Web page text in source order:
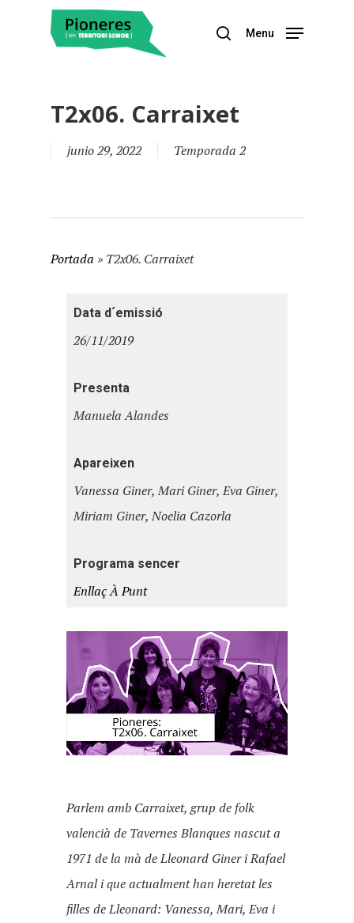
Menu
T2x06. Carraixet
junio 29, 2022 Temporada 2
Portada » T2x06. Carraixet
Data d´emissió
26/11/2019
Presenta
Manuela Alandes
Apareixen
Vanessa Giner, Mari Giner, Eva Giner,
Miriam Giner, Noelia Cazorla
Programa sencer
Enllaç À Punt
Parlem amb Carraixet, grup de folk
valencià de Tavernes Blanques nascut a
1971 de la mà de Lleonard Giner i Rafael
Arnal i que actualment han heretat les
filles de Lleonard: Vanessa, Mari, Eva i